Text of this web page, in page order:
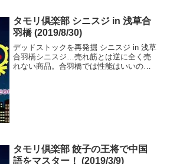
タモリ倶楽部 シニスジ in 浅草合
羽橋 (2019/8/30)
デッドストックを再発掘 シニスジ in 浅草
合羽橋シニスジ…売れ筋とは逆に全く売
れない商品。合羽橋では性能はいいのに
タモリ倶楽部 餃子の王将で中国
語をマスター！ (2019/3/9)